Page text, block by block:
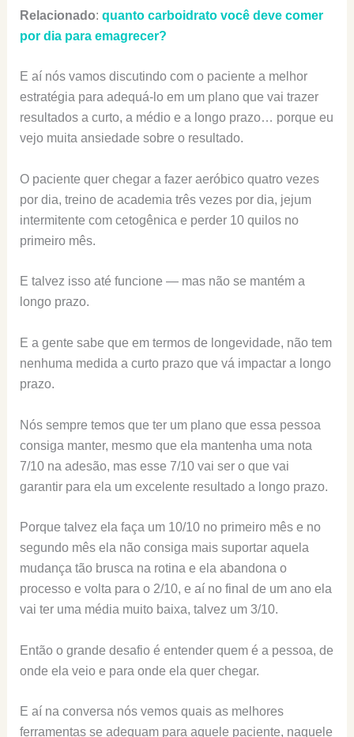
Relacionado: quanto carboidrato você deve comer
por dia para emagrecer?
E aí nós vamos discutindo com o paciente a melhor
estratégia para adequá-lo em um plano que vai trazer
resultados a curto, a médio e a longo prazo… porque eu
vejo muita ansiedade sobre o resultado.
O paciente quer chegar a fazer aeróbico quatro vezes
por dia, treino de academia três vezes por dia, jejum
intermitente com cetogênica e perder 10 quilos no
primeiro mês.
E talvez isso até funcione — mas não se mantém a
longo prazo.
E a gente sabe que em termos de longevidade, não tem
nenhuma medida a curto prazo que vá impactar a longo
prazo.
Nós sempre temos que ter um plano que essa pessoa
consiga manter, mesmo que ela mantenha uma nota
7/10 na adesão, mas esse 7/10 vai ser o que vai
garantir para ela um excelente resultado a longo prazo.
Porque talvez ela faça um 10/10 no primeiro mês e no
segundo mês ela não consiga mais suportar aquela
mudança tão brusca na rotina e ela abandona o
processo e volta para o 2/10, e aí no final de um ano ela
vai ter uma média muito baixa, talvez um 3/10.
Então o grande desafio é entender quem é a pessoa, de
onde ela veio e para onde ela quer chegar.
E aí na conversa nós vemos quais as melhores
ferramentas se adequam para aquele paciente, naquele